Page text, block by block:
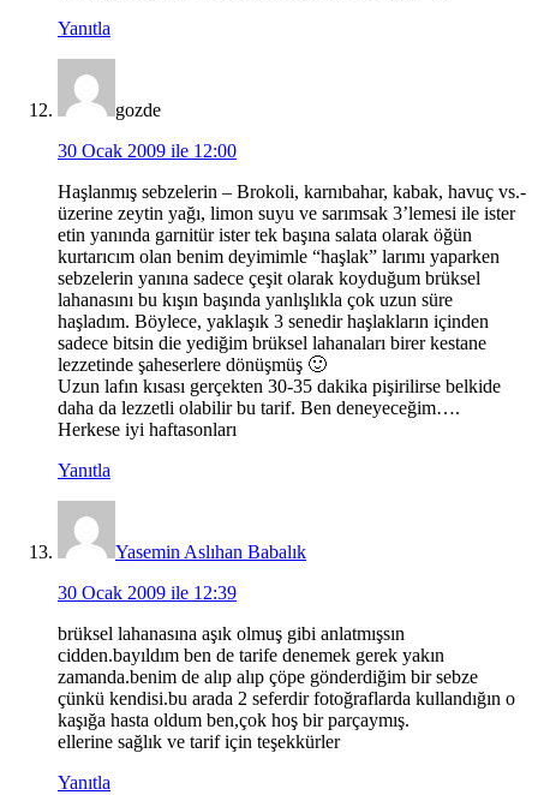
Yanıtla
gozde
30 Ocak 2009 ile 12:00
Haşlanmış sebzelerin – Brokoli, karnıbahar, kabak, havuç vs.-
üzerine zeytin yağı, limon suyu ve sarımsak 3’lemesi ile ister
etin yanında garnitür ister tek başına salata olarak öğün
kurtarıcım olan benim deyimimle “haşlak” larımı yaparken
sebzelerin yanına sadece çeşit olarak koyduğum brüksel
lahanasını bu kışın başında yanlışlıkla çok uzun süre
haşladım. Böylece, yaklaşık 3 senedir haşlakların içinden
sadece bitsin die yediğim brüksel lahanaları birer kestane
lezzetinde şaheserlere dönüşmüş 🙂
Uzun lafın kısası gerçekten 30-35 dakika pişirilirse belkide
daha da lezzetli olabilir bu tarif. Ben deneyeceğim….
Herkese iyi haftasonları
Yanıtla
Yasemin Aslıhan Babalık
30 Ocak 2009 ile 12:39
brüksel lahanasına aşık olmuş gibi anlatmışsın
cidden.bayıldım ben de tarife denemek gerek yakın
zamanda.benim de alıp alıp çöpe gönderdiğim bir sebze
çünkü kendisi.bu arada 2 seferdir fotoğraflarda kullandığın o
kaşığa hasta oldum ben,çok hoş bir parçaymış.
ellerine sağlık ve tarif için teşekkürler
Yanıtla